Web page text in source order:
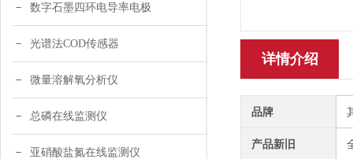
数字石墨四环电导率电极
光谱法COD传感器
微量溶解氧分析仪
总磷在线监测仪
亚硝酸盐氮在线监测仪
详情介绍
品牌
产品新旧